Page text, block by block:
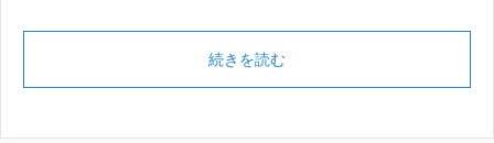
続きを読む